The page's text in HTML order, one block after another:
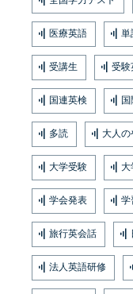
医療英語 単
受講生 受験
国連英検
多読 大人の
大学受験 大
学会発表 学
旅行英会話
法人英語研修